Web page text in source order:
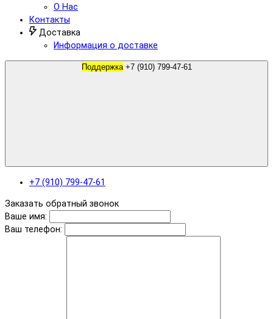
О Нас
Контакты
Доставка
Информация о доставке
Поддержка +7 (910) 799-47-61
+7 (910) 799-47-61
Заказать обратный звонок
Ваше имя:
Ваш телефон: